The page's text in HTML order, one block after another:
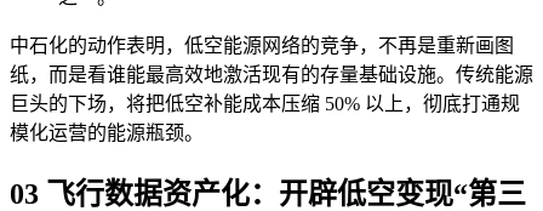
中石化的动作表明，低空能源网络的竞争，不再是重新画图
纸，而是看谁能最高效地激活现有的存量基础设施。传统能源
巨头的下场，将把低空补能成本压缩 50% 以上，彻底打通规
模化运营的能源瓶颈。
03 飞行数据资产化：开辟低空变现“第三